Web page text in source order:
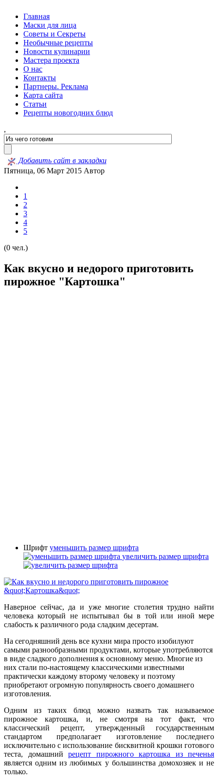
Главная
Маски для лица
Советы и Секреты
Необычные рецепты
Новости кулинарии
Мастера проекта
О нас
Контакты
Партнеры. Реклама
Карта сайта
Статьи
Рецепты новогодних блюд
,
Добавить сайт в закладки
Пятница, 06 Март 2015 Автор
1
2
3
4
5
(0 чел.)
Как вкусно и недорого приготовить
пирожное "Картошка"
Шрифт уменьшить размер шрифта
увеличить размер шрифта
Наверное сейчас, да и уже многие столетия трудно найти
человека который не испытывал бы в той или иной мере
слабость к различного рода сладким десертам.
На сегодняшний день все кухни мира просто изобилуют
самыми разнообразными продуктами, которые употребляются
в виде сладкого дополнения к основному меню. Многие из
них стали по-настоящему классическими известными
практически каждому второму человеку и поэтому
приобретают огромную популярность своего домашнего
изготовления.
Одним из таких блюд можно назвать так называемое
пирожное картошка, и, не смотря на тот факт, что
классический рецепт, утвержденный государственным
стандартом предполагает изготовление последнего
исключительно с использование бисквитной крошки готового
теста, домашний рецепт пирожного картошка из печенья
является одним из любимых у большинства домохозяек и не
только.